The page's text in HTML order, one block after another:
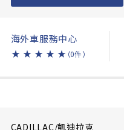
海外車服務中心
★ ★ ★ ★ ★ （0件）
CADILLAC/凱迪拉克